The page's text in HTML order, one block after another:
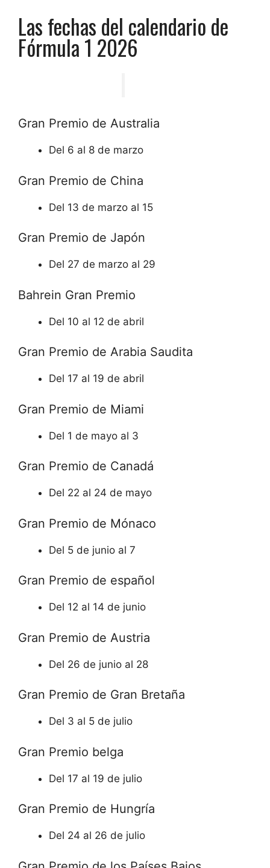
Las fechas del calendario de
Fórmula 1 2026
Gran Premio de Australia
Del 6 al 8 de marzo
Gran Premio de China
Del 13 de marzo al 15
Gran Premio de Japón
Del 27 de marzo al 29
Bahrein Gran Premio
Del 10 al 12 de abril
Gran Premio de Arabia Saudita
Del 17 al 19 de abril
Gran Premio de Miami
Del 1 de mayo al 3
Gran Premio de Canadá
Del 22 al 24 de mayo
Gran Premio de Mónaco
Del 5 de junio al 7
Gran Premio de español
Del 12 al 14 de junio
Gran Premio de Austria
Del 26 de junio al 28
Gran Premio de Gran Bretaña
Del 3 al 5 de julio
Gran Premio belga
Del 17 al 19 de julio
Gran Premio de Hungría
Del 24 al 26 de julio